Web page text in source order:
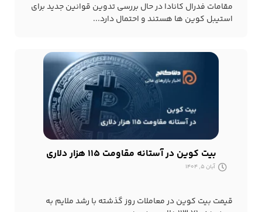
مقامات فدرال کانادا در حال بررسی تدوین قوانین جدید برای
استیبل کوین ها هستند و احتمال دارد...
بیت کوین در آستانه مقاومت ۱۱۵ هزار دلاری
آبان 5, 1404
قیمت بیت کوین در معاملات روز گذشته با رشد ملایم به